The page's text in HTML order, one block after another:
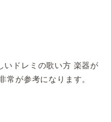
いドレミの歌い方 楽器が
常が参考になります。